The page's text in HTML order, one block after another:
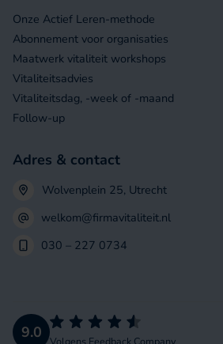
Onze Actief Leren-methode
Abonnement voor organisaties
Maatwerk vitaliteit workshops
Vitaliteitsadvies
Vitaliteitsdag, -week of -maand
Follow-up
Adres & contact
Wolvenplein 25, Utrecht
welkom@firmavitaliteit.nl
030 – 227 0734
9.0 Volgens Feedback Company